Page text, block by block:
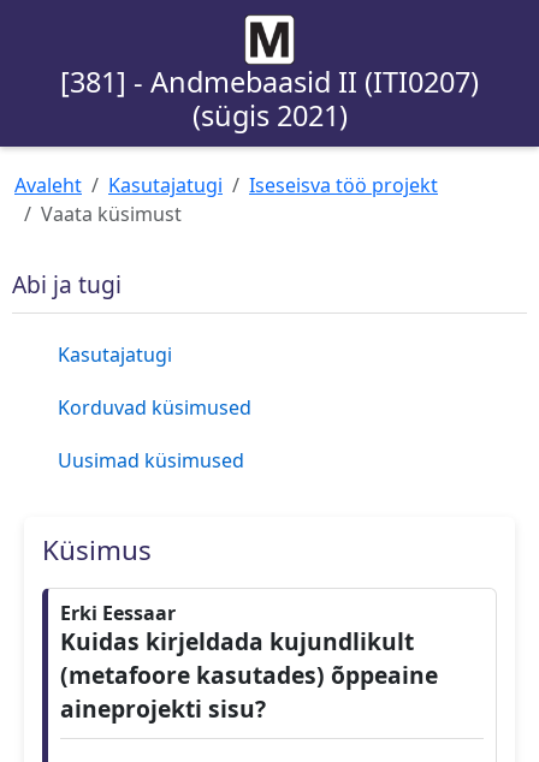
[381] - Andmebaasid II (ITI0207)
(sügis 2021)
Avaleht Kasutajatugi
Iseseisva töö projekt
Vaata küsimust
Abi ja tugi
Kasutajatugi
Korduvad küsimused
Uusimad küsimused
Küsimus
Erki Eessaar
Kuidas kirjeldada kujundlikult
(metafoore kasutades) õppeaine
aineprojekti sisu?